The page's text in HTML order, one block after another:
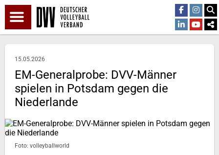
15.05.2026
EM-Generalprobe: DVV-Männer
spielen in Potsdam gegen die
Niederlande
Foto: volleyballworld